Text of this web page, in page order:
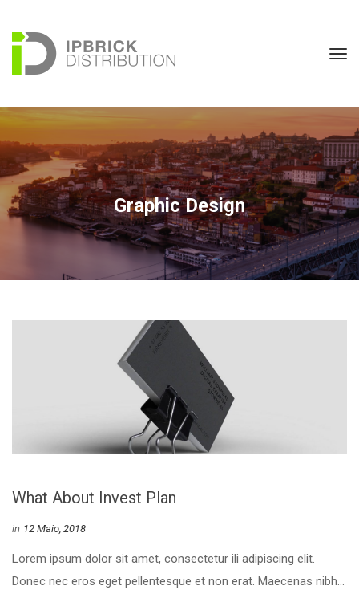
Graphic Design
What About Invest Plan
in 12 Maio, 2018
Lorem ipsum dolor sit amet, consectetur ili adipiscing elit.
Donec nec eros eget pellentesque et non erat. Maecenas nibh...